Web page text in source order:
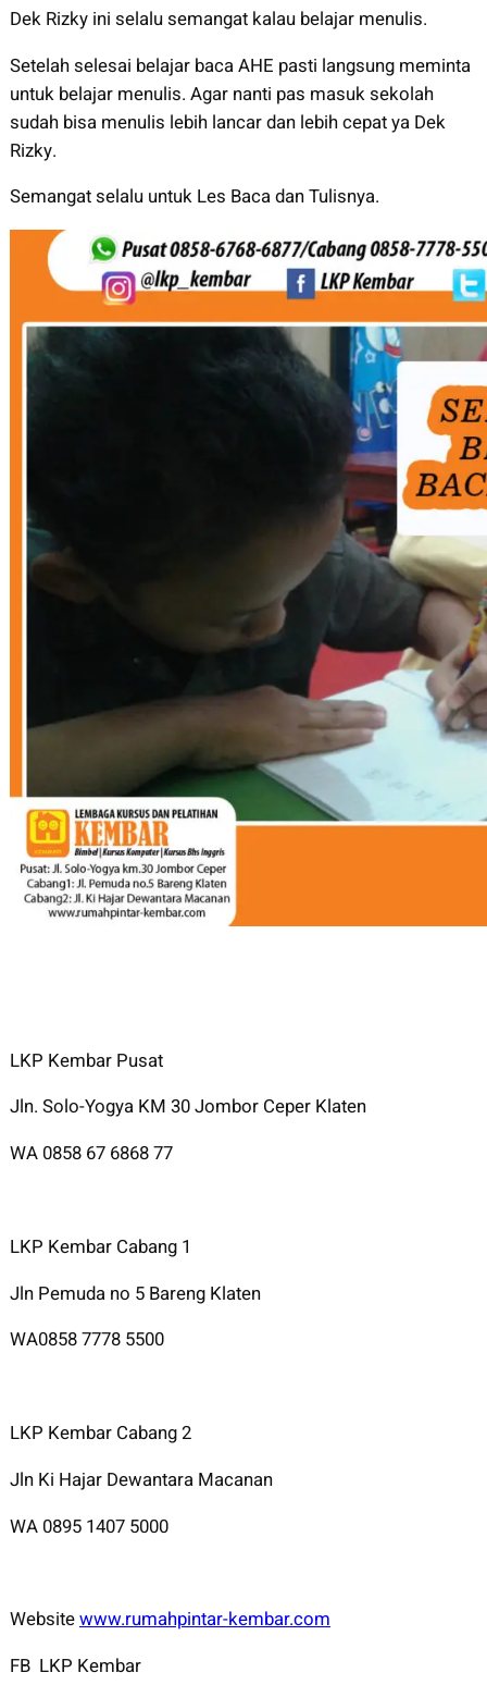
Dek Rizky ini selalu semangat kalau belajar menulis.
Setelah selesai belajar baca AHE pasti langsung meminta
untuk belajar menulis. Agar nanti pas masuk sekolah
sudah bisa menulis lebih lancar dan lebih cepat ya Dek
Rizky.
Semangat selalu untuk Les Baca dan Tulisnya.
LKP Kembar Pusat
Jln. Solo-Yogya KM 30 Jombor Ceper Klaten
WA 0858 67 6868 77
LKP Kembar Cabang 1
Jln Pemuda no 5 Bareng Klaten
WA0858 7778 5500
LKP Kembar Cabang 2
Jln Ki Hajar Dewantara Macanan
WA 0895 1407 5000
Websitewww.rumahpintar-kembar.com
FB LKP Kembar